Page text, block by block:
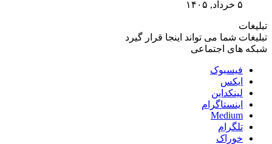
۵ خرداد, ۱۴۰۵
تبلیغات
تبلیغات شما می تواند اینجا قرار گیرد
شبکه های اجتماعی
فیسبوک
ایکس
لینکداین
اینستاگرام
Medium
تلگرام
خوراک